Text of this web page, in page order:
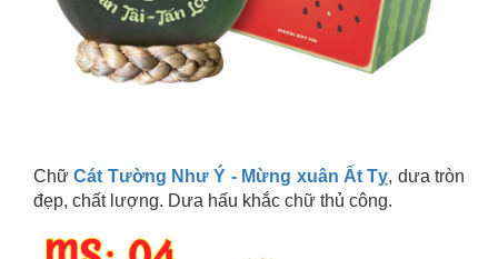
ChữCát Tường Như Ý - Mừng xuân Ất Tỵ, dưa tròn
đẹp, chất lượng. Dưa hấu khắc chữ thủ công.